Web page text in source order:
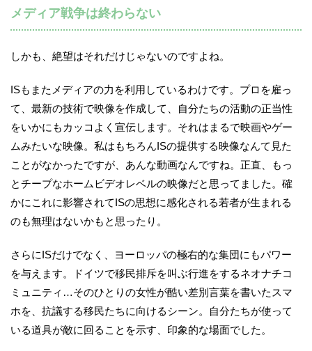
メディア戦争は終わらない
しかも、絶望はそれだけじゃないのですよね。
ISもまたメディアの力を利用しているわけです。プロを雇っ
て、最新の技術で映像を作成して、自分たちの活動の正当性
をいかにもカッコよく宣伝します。それはまるで映画やゲー
ムみたいな映像。私はもちろんISの提供する映像なんて見た
ことがなかったですが、あんな動画なんですね。正直、もっ
とチープなホームビデオレベルの映像だと思ってました。確
かにこれに影響されてISの思想に感化される若者が生まれる
のも無理はないかもと思ったり。
さらにISだけでなく、ヨーロッパの極右的な集団にもパワー
を与えます。ドイツで移民排斥を叫ぶ行進をするネオナチコ
ミュニティ…そのひとりの女性が酷い差別言葉を書いたスマ
ホを、抗議する移民たちに向けるシーン。自分たちが使って
いる道具が敵に回ることを示す、印象的な場面でした。